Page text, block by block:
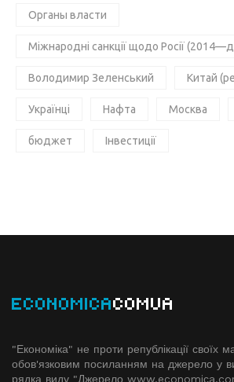
Органы власти
Міжнародні санкції щодо Росії
Володимир Зеленський Китай
Українці Нафта Москва
бюджет Інвестиції
ECONOMICACOMUA
"Економіка" не проти републікації своїх
обов'язковим посиланням на джерело у
рядка виду "Джерело